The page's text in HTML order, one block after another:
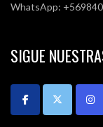
WhatsApp:
SIGUE